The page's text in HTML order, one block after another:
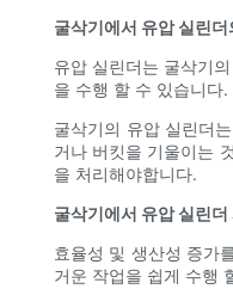
굴삭기에서 유압 실린더
유압 실린더는 굴삭기
을 수행 할 수 있습니다
굴삭기의 유압 실린더
거나 버킷을 기울이는
을 처리해야합니다.
굴삭기에서 유압 실린더
효율성 및 생산성 증가
거운 작업을 쉽게 수행